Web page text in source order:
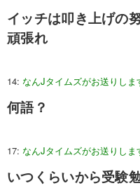
イッチは叩き上げの
頑張れ
14: なんJタイムズがお送りしま
何語？
17: なんJタイムズがお送りしま
いつくらいから受験